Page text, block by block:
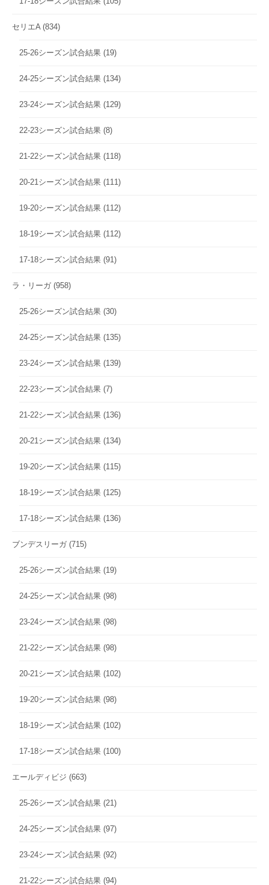
セリエA (834)
25-26シーズン試合結果 (19)
24-25シーズン試合結果 (134)
23-24シーズン試合結果 (129)
22-23シーズン試合結果 (8)
21-22シーズン試合結果 (118)
20-21シーズン試合結果 (111)
19-20シーズン試合結果 (112)
18-19シーズン試合結果 (112)
17-18シーズン試合結果 (91)
ラ・リーガ (958)
25-26シーズン試合結果 (30)
24-25シーズン試合結果 (135)
23-24シーズン試合結果 (139)
22-23シーズン試合結果 (7)
21-22シーズン試合結果 (136)
20-21シーズン試合結果 (134)
19-20シーズン試合結果 (115)
18-19シーズン試合結果 (125)
17-18シーズン試合結果 (136)
ブンデスリーガ (715)
25-26シーズン試合結果 (19)
24-25シーズン試合結果 (98)
23-24シーズン試合結果 (98)
21-22シーズン試合結果 (98)
20-21シーズン試合結果 (102)
19-20シーズン試合結果 (98)
18-19シーズン試合結果 (102)
17-18シーズン試合結果 (100)
エールディビジ (663)
25-26シーズン試合結果 (21)
24-25シーズン試合結果 (97)
23-24シーズン試合結果 (92)
21-22シーズン試合結果 (94)